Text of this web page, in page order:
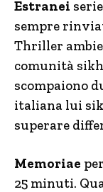
Estranei
sempre
Thriller
comunità
scompaiono
italiana lui
superare
Memoriae
25 minuti.